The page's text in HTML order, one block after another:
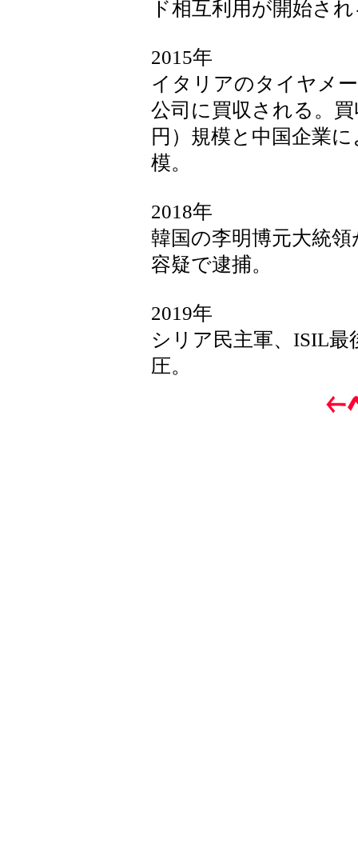
ド相互利用が開始さ
2015年
イタリアのタイヤメ
公司に買収される。
円）規模と中国企業
模。
2018年
韓国の李明博元大統
容疑で逮捕。
2019年
シリア民主軍、ISIL
圧。